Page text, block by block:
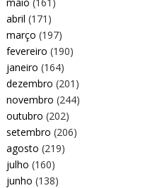
abril (171)
março (197)
fevereiro (190)
janeiro (164)
dezembro (201)
novembro (244)
outubro (202)
setembro (206)
agosto (219)
julho (160)
junho (138)